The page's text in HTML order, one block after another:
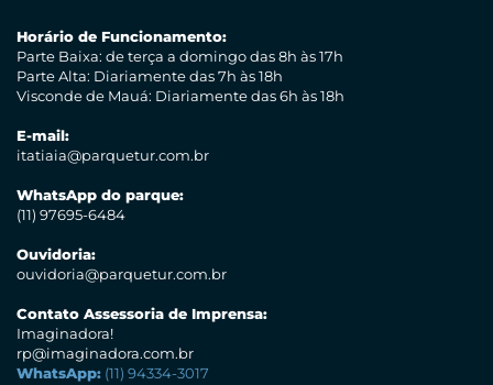
Horário de Funcionamento:
Parte Baixa: de terça a domingo das 8h às 17h
Parte Alta: Diariamente das 7h às 18h
Visconde de Mauá: Diariamente das 6h às 18h
E-mail:
itatiaia@parquetur.com.br
WhatsApp do parque:
(11) 97695-6484
Ouvidoria:
ouvidoria@parquetur.com.br
Contato Assessoria de Imprensa:
Imaginadora!
rp@imaginadora.com.br
WhatsApp: (11) 94334-3017